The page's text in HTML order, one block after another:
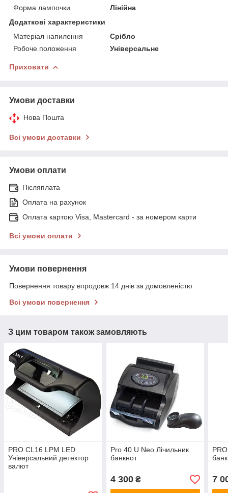
Форма лампочки
Лінійна
Додаткові характеристики
Матеріал напилення
Срібло
Робоче положення
Універсальне
Приховати
Умови доставки
Нова Пошта
Всі умови доставки
Умови оплати
Післяплата
Оплата на рахунок
Оплата картою Visa, Mastercard - за номером карти
Всі умови оплати
Умови повернення
Повернення товару впродовж 14 днів за домовленістю
Всі умови повернення
З цим товаром також замовляють
PRO CL16 LPM LED
Універсальний детектор
валют
Pro 40 U Neo Лічильник
банкнот
4 300₴ 7